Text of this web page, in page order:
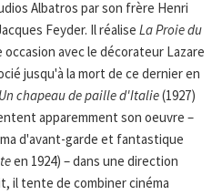
Albatros par son frère Henri
Feyder. Il réalise La Proie du
avec le décorateur Lazare
jusqu'à la mort de ce dernier en
Un chapeau de paille d'Italie(1927)
apparemment son oeuvre –
d'avant-garde et fantastique
en 1924) – dans une direction
il tente de combiner cinéma